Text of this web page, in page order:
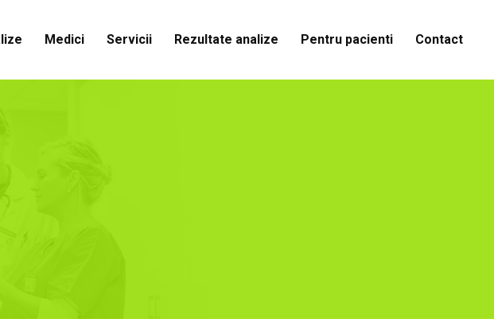
Medici Servicii Rezultate analize Pentru pacienti Contact